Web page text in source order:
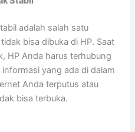
adalah salah satu
bisa dibuka di HP. Saat
HP Anda harus terhubung
yang ada di dalam
Anda terputus atau
bisa terbuka.